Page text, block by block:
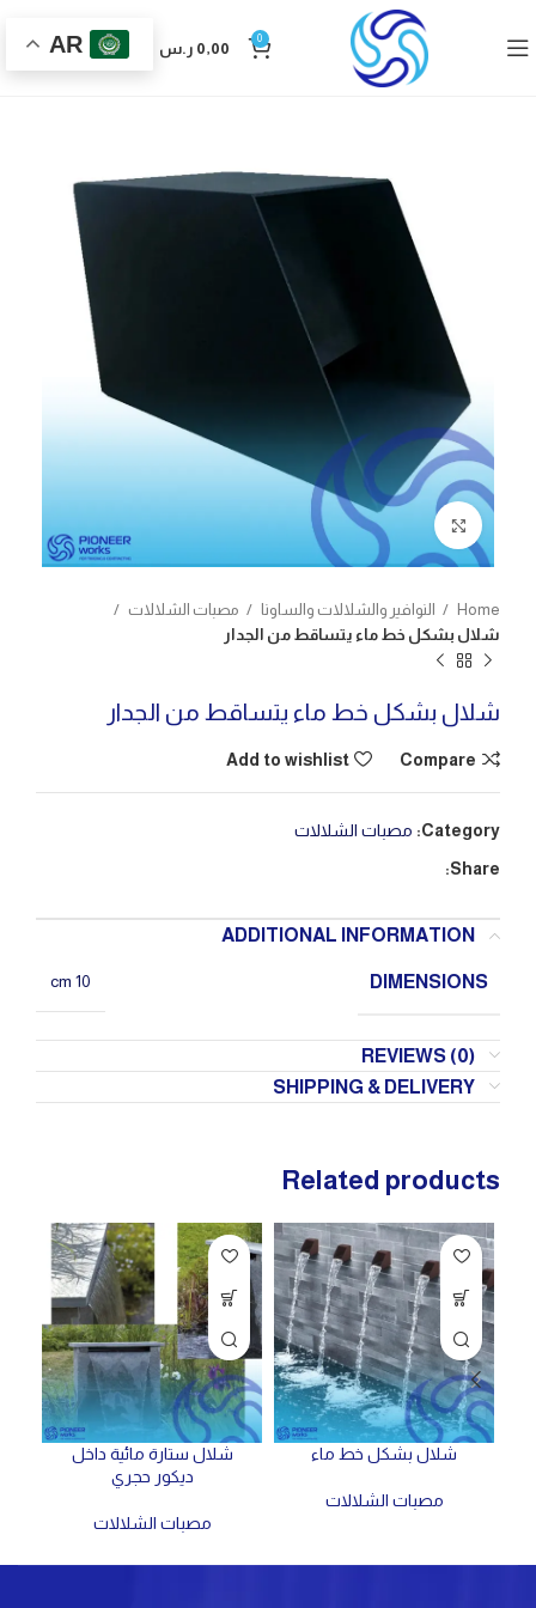
0
0,00 ر.س AR
Click to enlarge
Home النوافير والشلالات والساونا
مصبات الشلالات
شلال بشكل خط ماء يتساقط من الجدار
شلال بشكل خط ماء يتساقط من الجدار
Compare
Add to wishlist
Category: مصبات الشلالات
Share:
ADDITIONAL INFORMATION
DIMENSIONS
10 cm
REVIEWS (0)
SHIPPING & DELIVERY
Related products
شلال بشكل خط ماء
مصبات الشلالات
شلال ستارة مائية داخل
ديكور حجري
مصبات الشلالات